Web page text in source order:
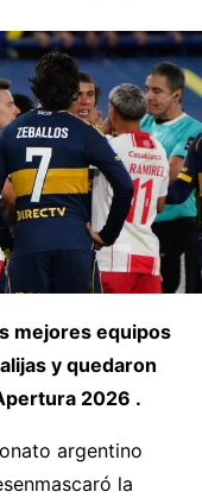
mejores equipos
y quedaron
2026 .
argentino
la